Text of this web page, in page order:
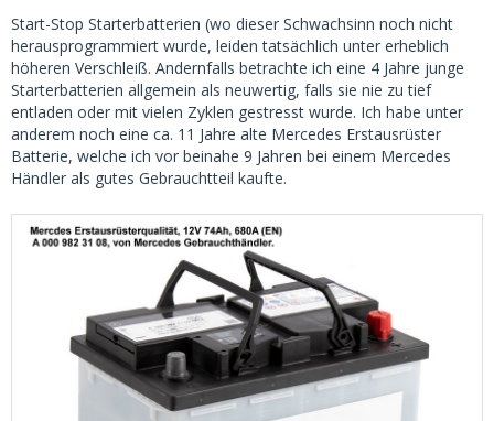
Start-Stop Starterbatterien (wo dieser Schwachsinn noch nicht
herausprogrammiert wurde, leiden tatsächlich unter erheblich
höheren Verschleiß. Andernfalls betrachte ich eine 4 Jahre junge
Starterbatterien allgemein als neuwertig, falls sie nie zu tief
entladen oder mit vielen Zyklen gestresst wurde. Ich habe unter
anderem noch eine ca. 11 Jahre alte Mercedes Erstausrüster
Batterie, welche ich vor beinahe 9 Jahren bei einem Mercedes
Händler als gutes Gebrauchtteil kaufte.